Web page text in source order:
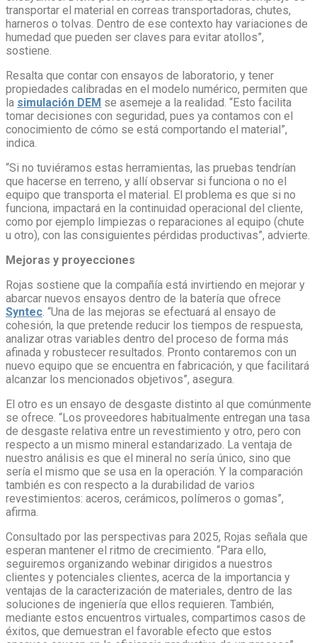
transportar el material en correas transportadoras, chutes,
harneros o tolvas. Dentro de ese contexto hay variaciones de
humedad que pueden ser claves para evitar atollos”,
sostiene.
Resalta que contar con ensayos de laboratorio, y tener
propiedades calibradas en el modelo numérico, permiten que
la simulación DEM se asemeje a la realidad. “Esto facilita
tomar decisiones con seguridad, pues ya contamos con el
conocimiento de cómo se está comportando el material”,
indica.
“Si no tuviéramos estas herramientas, las pruebas tendrían
que hacerse en terreno, y allí observar si funciona o no el
equipo que transporta el material. El problema es que si no
funciona, impactará en la continuidad operacional del cliente,
como por ejemplo limpiezas o reparaciones al equipo (chute
u otro), con las consiguientes pérdidas productivas”, advierte.
Mejoras y proyecciones
Rojas sostiene que la compañía está invirtiendo en mejorar y
abarcar nuevos ensayos dentro de la batería que ofrece
Syntec. “Una de las mejoras se efectuará al ensayo de
cohesión, la que pretende reducir los tiempos de respuesta,
analizar otras variables dentro del proceso de forma más
afinada y robustecer resultados. Pronto contaremos con un
nuevo equipo que se encuentra en fabricación, y que facilitará
alcanzar los mencionados objetivos”, asegura.
El otro es un ensayo de desgaste distinto al que comúnmente
se ofrece. “Los proveedores habitualmente entregan una tasa
de desgaste relativa entre un revestimiento y otro, pero con
respecto a un mismo mineral estandarizado. La ventaja de
nuestro análisis es que el mineral no sería único, sino que
sería el mismo que se usa en la operación. Y la comparación
también es con respecto a la durabilidad de varios
revestimientos: aceros, cerámicos, polímeros o gomas”,
afirma.
Consultado por las perspectivas para 2025, Rojas señala que
esperan mantener el ritmo de crecimiento. “Para ello,
seguiremos organizando webinar dirigidos a nuestros
clientes y potenciales clientes, acerca de la importancia y
ventajas de la caracterización de materiales, dentro de las
soluciones de ingeniería que ellos requieren. También,
mediante estos encuentros virtuales, compartimos casos de
éxitos, que demuestran el favorable efecto que estos